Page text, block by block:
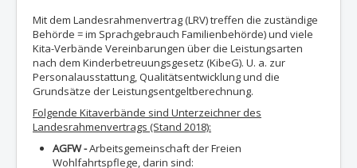
Mit dem Landesrahmenvertrag (LRV) treffen die zuständige
Behörde = im Sprachgebrauch Familienbehörde) und viele
Kita-Verbände Vereinbarungen über die Leistungsarten
nach dem Kinderbetreuungsgesetz (KibeG). U. a. zur
Personalausstattung, Qualitätsentwicklung und die
Grundsätze der Leistungsentgeltberechnung.
Folgende Kitaverbände sind Unterzeichner des
Landesrahmenvertrags (Stand 2018):
AGFW -Arbeitsgemeinschaft der Freien
Wohlfahrtspflege, darin sind: